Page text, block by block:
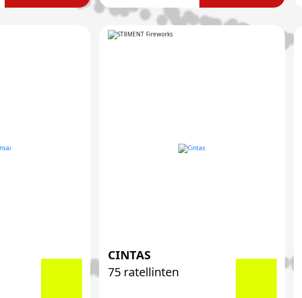
CINTAS
75 ratellinten